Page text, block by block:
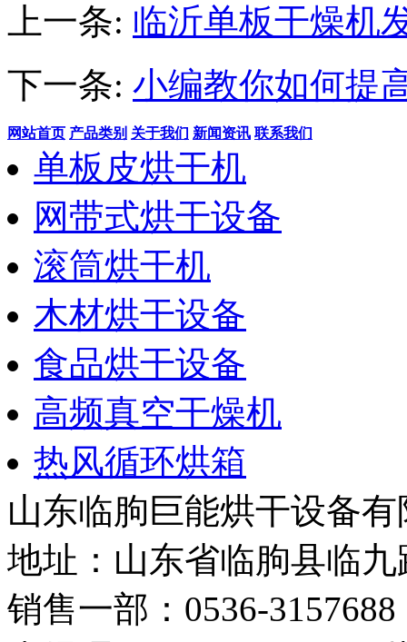
上一条: 临沂单板干燥机
下一条: 小编教你如何提
网站首页 产品类别 关于我们 新闻资讯 联系我们
单板皮烘干机
网带式烘干设备
滚筒烘干机
木材烘干设备
食品烘干设备
高频真空干燥机
热风循环烘箱
山东临朐巨能烘干设备
地址：山东省临朐县临
销售一部：0536-3157688